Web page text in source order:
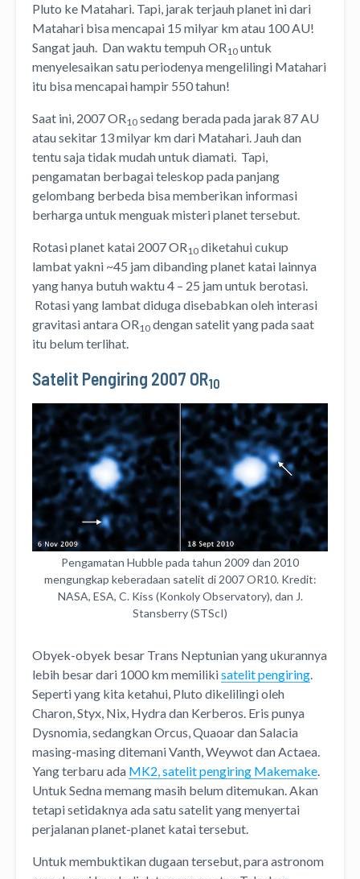
Pluto ke Matahari. Tapi, jarak terjauh planet ini dari
Matahari bisa mencapai 15 milyar km atau 100 AU!
Sangat jauh. Dan waktu tempuh OR10 untuk
menyelesaikan satu periodenya mengelilingi Matahari
itu bisa mencapai hampir 550 tahun!
Saat ini, 2007 OR10 sedang berada pada jarak 87 AU
atau sekitar 13 milyar km dari Matahari. Jauh dan
tentu saja tidak mudah untuk diamati. Tapi,
pengamatan berbagai teleskop pada panjang
gelombang berbeda bisa memberikan informasi
berharga untuk menguak misteri planet tersebut.
Rotasi planet katai 2007 OR10 diketahui cukup
lambat yakni ~45 jam dibanding planet katai lainnya
yang hanya butuh waktu 4 – 25 jam untuk berotasi.
Rotasi yang lambat diduga disebabkan oleh interasi
gravitasi antara OR10 dengan satelit yang pada saat
itu belum terlihat.
Satelit Pengiring 2007 OR10
Pengamatan Hubble pada tahun 2009 dan 2010
mengungkap keberadaan satelit di 2007 OR10. Kredit:
NASA, ESA, C. Kiss (Konkoly Observatory), dan J.
Stansberry (STScI)
Obyek-obyek besar Trans Neptunian yang ukurannya
lebih besar dari 1000 km memilikisatelit pengiring
Seperti yang kita ketahui, Pluto dikelilingi oleh
Charon, Styx, Nix, Hydra dan Kerberos. Eris punya
Dysnomia, sedangkan Orcus, Quaoar dan Salacia
masing-masing ditemani Vanth, Weywot dan Actaea.
Yang terbaru ada MK2, satelit pengiring Makemake
Untuk Sedna memang masih belum ditemukan. Akan
tetapi setidaknya ada satu satelit yang menyertai
perjalanan planet-planet katai tersebut.
Untuk membuktikan dugaan tersebut, para astronom